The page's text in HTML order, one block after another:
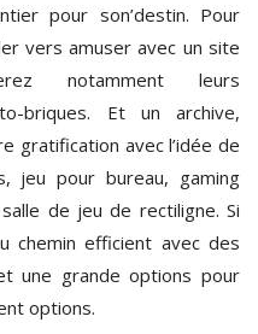
pour son’destin. Pour
vers amuser avec un site
notamment leurs
briques. Et un archive,
gratification avec l’idée de
jeu pour bureau, gaming
de jeu de rectiligne. Si
chemin efficient avec des
une grande options pour
options.